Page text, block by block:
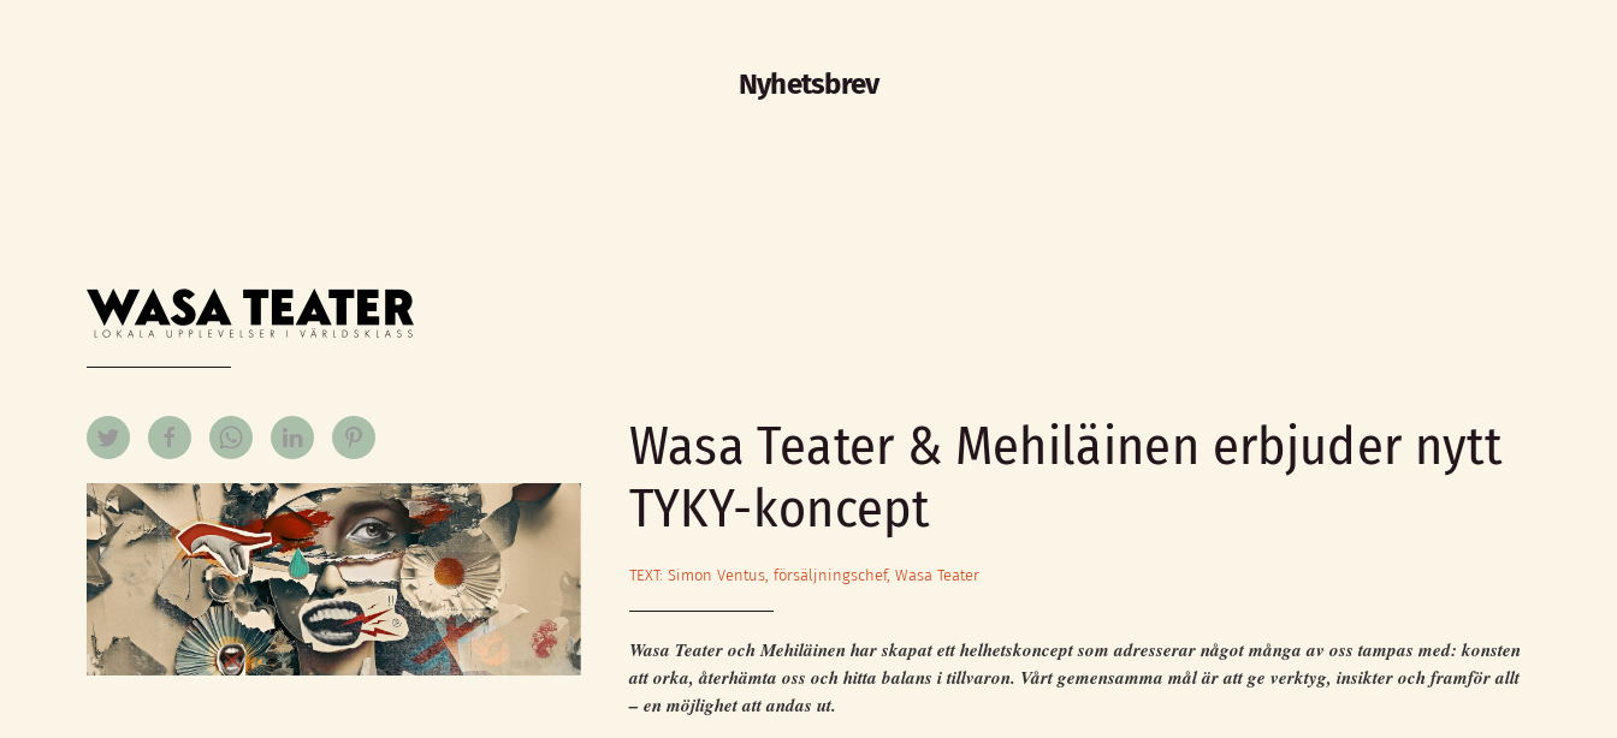
Nyhetsbrev
Wasa Teater & Mehiläinen erbjuder nytt
TYKY-koncept
TEXT: Simon Ventus, försäljningschef, Wasa Teater
Wasa Teater och Mehiläinen har skapat ett helhetskoncept som adresserar något många av oss tampas med: konsten
att orka, återhämta oss och hitta balans i tillvaron. Vårt gemensamma mål är att ge verktyg, insikter och framför allt
– en möjlighet att andas ut.